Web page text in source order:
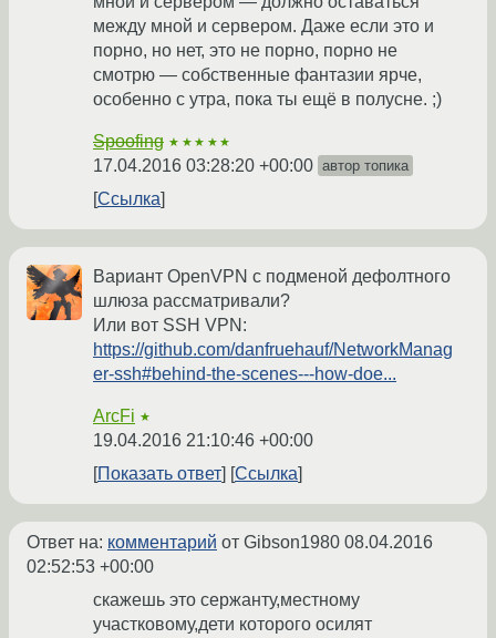
между мной и сервером. Даже если это и
порно, но нет, это не порно, порно не
смотрю — собственные фантазии ярче,
особенно с утра, пока ты ещё в полусне. ;)
Spoofing ★★★★★
17.04.2016 03:28:20 +00:00 автор топика
Ссылка
Вариант OpenVPN с подменой дефолтного
шлюза рассматривали?
Или вот SSH VPN:
https://github.com/danfruehauf/NetworkManag
er-ssh#behind-the-scenes---how-doe...
ArcFi ★
19.04.2016 21:10:46 +00:00
Показать ответ
Ссылка
Ответ на: комментарий от Gibson1980 08.04.2016
02:52:53 +00:00
скажешь это сержанту,местному
участковому,дети которого осилят